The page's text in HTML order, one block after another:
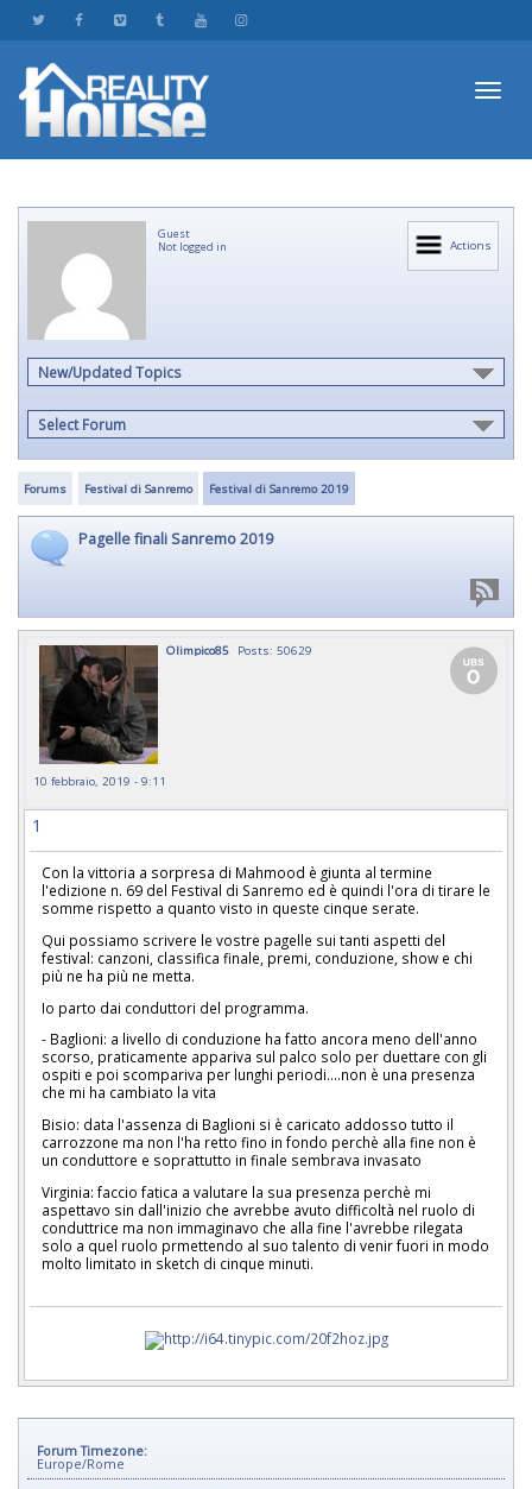
Actions
Guest
Not logged in
New/Updated Topics
Select Forum
Forums Festival di Sanremo Festival di Sanremo 2019
Pagelle finali Sanremo 2019
Olimpico85 Posts: 50629
10 febbraio, 2019 - 9:11
1
Con la vittoria a sorpresa di Mahmood è giunta al termine
l'edizione n. 69 del Festival di Sanremo ed è quindi l'ora di tirare le
somme rispetto a quanto visto in queste cinque serate.
Qui possiamo scrivere le vostre pagelle sui tanti aspetti del
festival: canzoni, classifica finale, premi, conduzione, show e chi
più ne ha più ne metta.
Io parto dai conduttori del programma.
- Baglioni: a livello di conduzione ha fatto ancora meno dell'anno
scorso, praticamente appariva sul palco solo per duettare con gli
ospiti e poi scompariva per lunghi periodi....non è una presenza
che mi ha cambiato la vita
Bisio: data l'assenza di Baglioni si è caricato addosso tutto il
carrozzone ma non l'ha retto fino in fondo perchè alla fine non è
un conduttore e soprattutto in finale sembrava invasato
Virginia: faccio fatica a valutare la sua presenza perchè mi
aspettavo sin dall'inizio che avrebbe avuto difficoltà nel ruolo di
conduttrice ma non immaginavo che alla fine l'avrebbe rilegata
solo a quel ruolo prmettendo al suo talento di venir fuori in modo
molto limitato in sketch di cinque minuti.
Forum Timezone:
Europe/Rome